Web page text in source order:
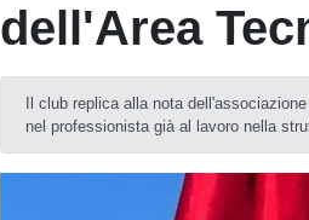
dell'Area
Il club replica alla nota
nel professionista già al lavoro nella